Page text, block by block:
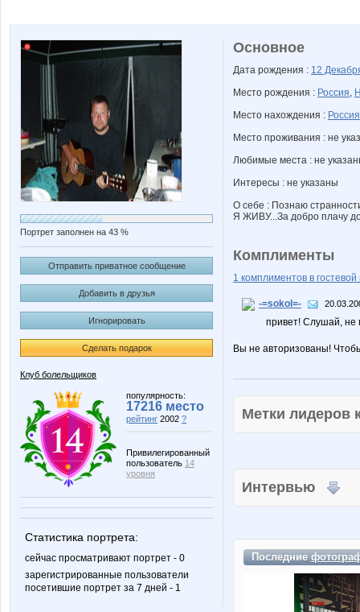
Портрет заполнен на 43 %
Отправить приватное сообщение
Добавить в друзья
Игнорировать
Сделать подарок
Клуб болельщиков
популярность:
17216 место
рейтинг 2002 ?
Привилегированный
пользователь 14
уровня
Статистика портрета:
сейчас просматривают портрет - 0
зарегистрированные пользователи
посетившие портрет за 7 дней - 1
Основное
Дата рождения : 12
Место рождения : Россия,
Место нахождения : Россия
Место проживания : не
Любимые места : не
Интересы : не указаны
О себе : Познаю
Я ЖИВУ...За добро плачу
Комплименты
1 комплиментов в гостевой
-=sokol=-
привет! Слушай, не
Вы не авторизованы!
Метки
Интервью
Последние